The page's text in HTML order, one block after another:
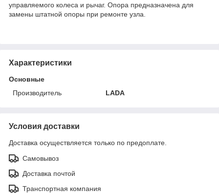
управляемого колеса и рычаг. Опора предназначена для
замены штатной опоры при ремонте узла.
Характеристики
Основные
Производитель
LADA
Условия доставки
Доставка осуществляется только по предоплате.
Самовывоз
Доставка почтой
Транспортная компания